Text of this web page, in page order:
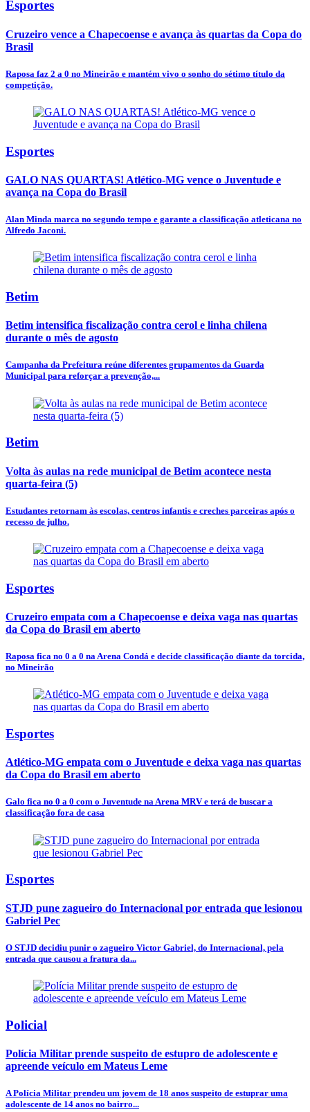
Esportes
Cruzeiro vence a Chapecoense e avança às quartas da Copa do
Brasil
Raposa faz 2 a 0 no Mineirão e mantém vivo o sonho do sétimo título da
competição.
Esportes
GALO NAS QUARTAS! Atlético-MG vence o Juventude e
avança na Copa do Brasil
Alan Minda marca no segundo tempo e garante a classificação atleticana no
Alfredo Jaconi.
Betim
Betim intensifica fiscalização contra cerol e linha chilena
durante o mês de agosto
Campanha da Prefeitura reúne diferentes grupamentos da Guarda
Municipal para reforçar a prevenção,...
Betim
Volta às aulas na rede municipal de Betim acontece nesta
quarta-feira (5)
Estudantes retornam às escolas, centros infantis e creches parceiras após o
recesso de julho.
Esportes
Cruzeiro empata com a Chapecoense e deixa vaga nas quartas
da Copa do Brasil em aberto
Raposa fica no 0 a 0 na Arena Condá e decide classificação diante da torcida,
no Mineirão
Esportes
Atlético-MG empata com o Juventude e deixa vaga nas quartas
da Copa do Brasil em aberto
Galo fica no 0 a 0 com o Juventude na Arena MRV e terá de buscar a
classificação fora de casa
Esportes
STJD pune zagueiro do Internacional por entrada que lesionou
Gabriel Pec
O STJD decidiu punir o zagueiro Victor Gabriel, do Internacional, pela
entrada que causou a fratura da...
Policial
Polícia Militar prende suspeito de estupro de adolescente e
apreende veículo em Mateus Leme
A Polícia Militar prendeu um jovem de 18 anos suspeito de estuprar uma
adolescente de 14 anos no bairro...